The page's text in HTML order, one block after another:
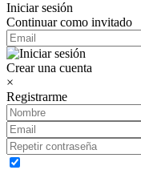
Iniciar sesión
Continuar como invitado
Crear una cuenta
×
Registrarme